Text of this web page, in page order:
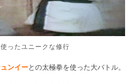
ったユニークな修行
ンイーとの太極拳を使った大バトル。